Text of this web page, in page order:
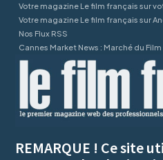
Votre magazine Le film français sur
Votre magazine Le film français sur
Nos Flux RSS
Cannes Market News : Marché du
REMARQUE ! Ce site